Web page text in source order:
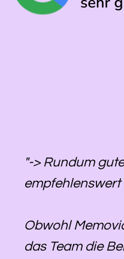
"-> Rundum
empfehlenswert
Obwohl
das Team die